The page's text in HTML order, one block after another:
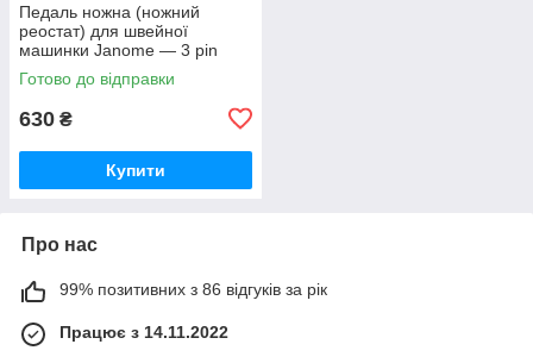
Педаль ножна (ножний
реостат) для швейної
машинки Janome — 3 pin
(7435)
Готово до відправки
630 ₴
Купити
Про нас
99% позитивних з 86 відгуків за рік
Працює з 14.11.2022